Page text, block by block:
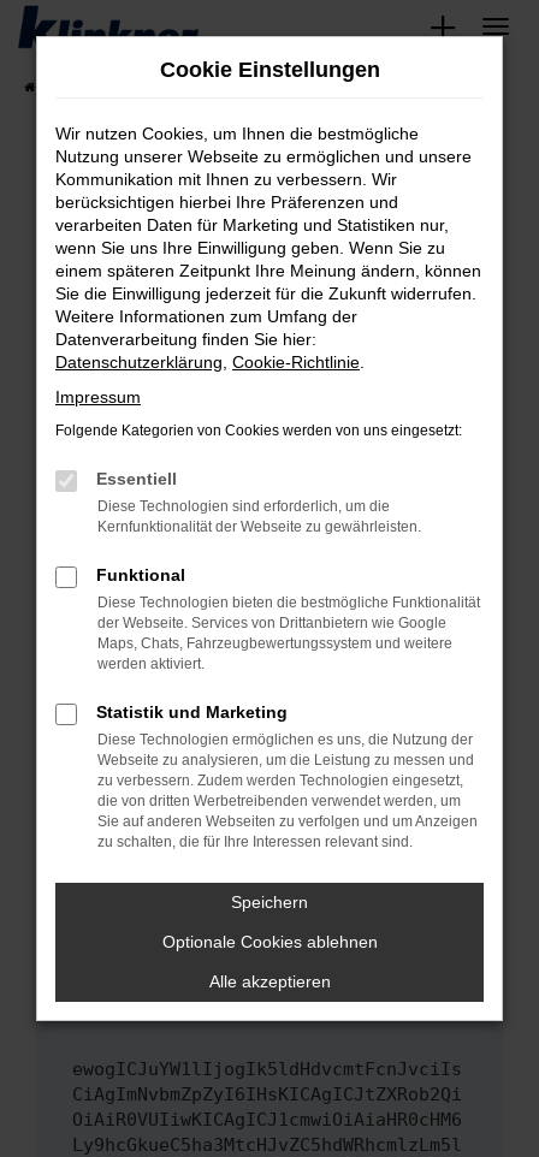
Zum
springen
Fehler: Network Error
Beim Laden ist ein Fehler aufgetreten.
Hier sind ein paar Tipps, die dir helfen können:
Überprüfe deine Firewall und deine
Internetverbindung.
Laden andere Webseiten, zum Beispiel deine
Suchmaschine?
Prüfe deine Browsererweiterungen.
können das Laden bestimmter Seiten
verhindern. Funktioniert die Seite in einem
anderen Browser oder in einem privaten
Starte dein Gerät neu.
Das kann manchmal helfen, vorübergehende
Probleme zu beheben.
Betriebssystem auf dem neuesten Stand
sind.
Veraltete Software birgt nicht nur ein
Sicherheitsrisiko, sondern kann auch dazu
führen, dass bestimmte Funktionen nicht mehr
unterstützt werden.
Wende dich an den Webseitenbetreiber.
Wenn du alle oben genannten Schritte versucht
hast, kontaktiere uns bitte. Wir werden
versuchen, das Problem zu beheben. Du kannst
uns diesen Text schicken, um uns bei der
ewogICJuYW1lIjogIk5ldHdvcmtFcnJvciIs
CiAgImNvbmZpZyI6IHsKICAgICJtZXRob2Qi
OiAiR0VUIiwKICAgICJ1cmwiOiAiaHR0cHM6
Ly9hcGkueC5ha3MtcHJvZC5hdWRhcmlzLm5l
Cookie Einstellungen
Wir nutzen Cookies, um Ihnen die bestmögliche
Nutzung unserer Webseite zu ermöglichen und unsere
Kommunikation mit Ihnen zu verbessern. Wir
berücksichtigen hierbei Ihre Präferenzen und
verarbeiten Daten für Marketing und Statistiken nur,
wenn Sie uns Ihre Einwilligung geben. Wenn Sie zu
einem späteren Zeitpunkt Ihre Meinung ändern, können
Sie die Einwilligung jederzeit für die Zukunft widerrufen.
Weitere Informationen zum Umfang der
Datenverarbeitung finden Sie hier:
Datenschutzerklärung Cookie-Richtlinie
Impressum
Folgende Kategorien von Cookies werden von uns eingesetzt:
Essentiell
Diese Technologien sind erforderlich, um die
Kernfunktionalität der Webseite zu gewährleisten.
Funktional
Diese Technologien bieten die bestmögliche Funktionalität
der Webseite. Services von Drittanbietern wie Google
Maps, Chats, Fahrzeugbewertungssystem und weitere
werden aktiviert.
Statistik und Marketing
Diese Technologien ermöglichen es uns, die Nutzung der
Webseite zu analysieren, um die Leistung zu messen und
zu verbessern. Zudem werden Technologien eingesetzt,
die von dritten Werbetreibenden verwendet werden, um
Sie auf anderen Webseiten zu verfolgen und um Anzeigen
zu schalten, die für Ihre Interessen relevant sind.
Speichern
Optionale Cookies ablehnen
Alle akzeptieren